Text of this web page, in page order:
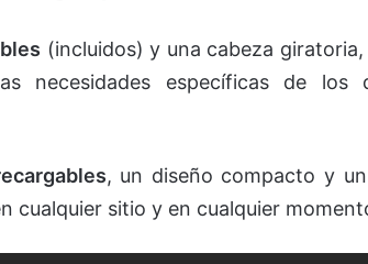
(incluidos) y una cabeza
necesidades específicas de los
, un diseño compacto y
cualquier sitio y en cualquier